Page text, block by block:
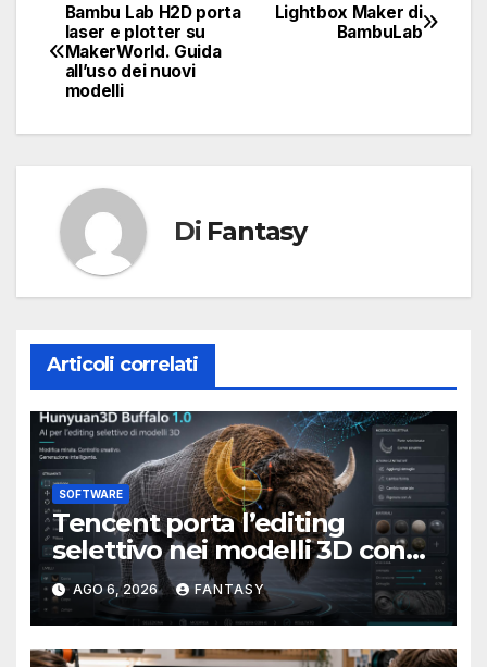
Navigazione
articoli
Lightbox Maker di
BambuLab
Bambu Lab H2D porta
laser e plotter su
MakerWorld. Guida
all’uso dei nuovi
modelli
Di Fantasy
Articoli correlati
SOFTWARE
Tencent porta l’editing
selettivo nei modelli 3D con
Hunyuan3D-Buffalo 1.0
AGO 6, 2026 FANTASY